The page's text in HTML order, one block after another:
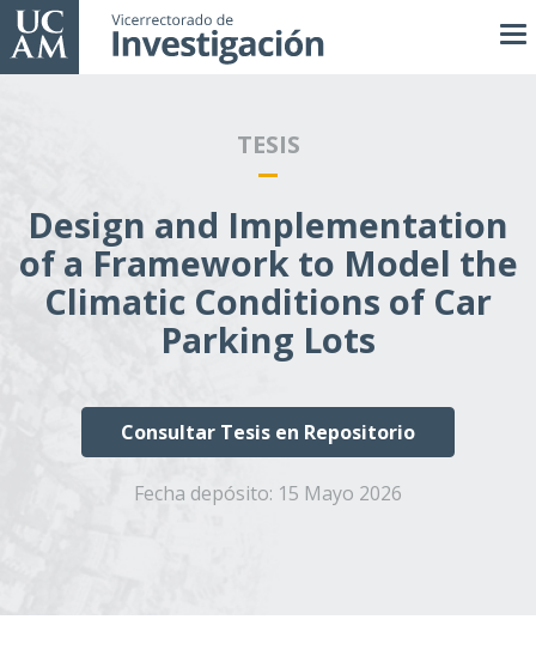
Pasar
al
TESIS
Design and Implementation
of a Framework to Model the
Climatic Conditions of Car
Parking Lots
Consultar Tesis en Repositorio
Fecha depósito: 15 Mayo 2026